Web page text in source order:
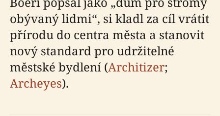
obývaný lidmi“, si kladl za cíl vrátit
přírodu do centra města a stanovit
nový standard pro udržitelné
městské bydlení (Architizer;
Archeyes).